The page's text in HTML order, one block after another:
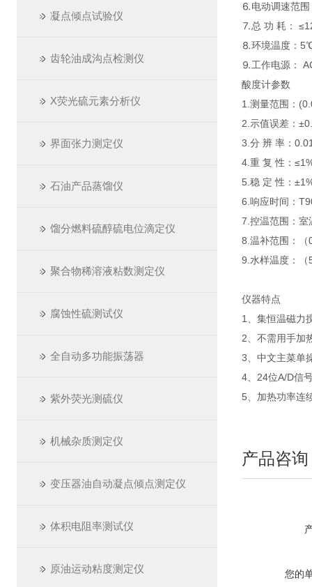
凝点倾点试验仪
齿轮油成沟点检测仪
X荧光硫元素分析仪
界面张力测定仪
石油产品蒸馏仪
馏分燃料硫醇硫电位滴定仪
聚合物稀溶液粘数测定仪
腐蚀性硫测试仪
全自动多功能振荡器
紫外荧光测硫仪
机械杂质测定仪
变压器油自动凝点倾点测定仪
体积电阻率测试仪
原油运动粘度测定仪
⒍电动调速范
⒎总 功 耗：
⒏环境温度：
⒐工作电源：
酸度计参数
1.测量范围：
2.示值误差：
3.分 辨 率：
4.重 复 性：
5.稳 定 性：
6.响应时间：
7.控温范围：
8.温补范围：
9.水样温度：
仪器特点
1、集恒温磁力
2、不需用手加
3、中文主菜单
4、24位A/D信
5、加热功率连
产品咨询
您的